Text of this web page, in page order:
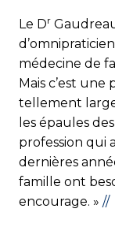
Le Dr
médecine de
Mais c’est une
tellement
les épaules
profession qui
dernières
famille ont
encourage. » //